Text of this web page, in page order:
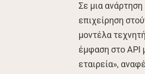
Σε μια
επιχείρηση
μοντέλα
έμφαση στο API
εταιρεία»,